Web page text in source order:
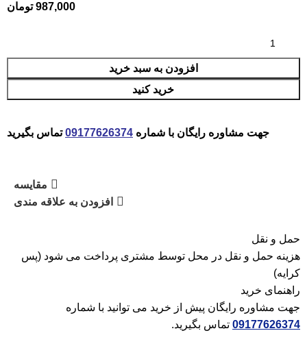
987,000 تومان
افزودن به سبد خرید
خرید کنید
جهت مشاوره رایگان با شماره 09177626374تماس بگیرید
مقایسه
افزودن به علاقه مندی
حمل و نقل
هزینه حمل و نقل در محل توسط مشتری پرداخت می شود (پس
کرایه)
راهنمای خرید
جهت مشاوره رایگان پیش از خرید می توانید با شماره
09177626374 تماس بگیرید.